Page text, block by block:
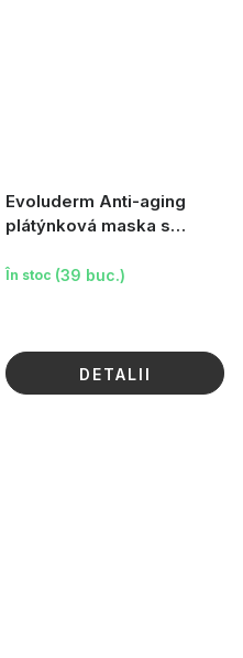
Evoluderm Anti-aging
plátýnková maska s
În stoc (39 buc.)
DETALII